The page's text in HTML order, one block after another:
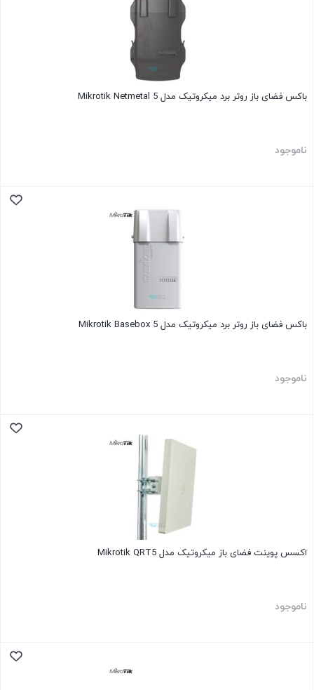
باکس فضای باز روتر برد میکروتیک مدل Mikrotik Netmetal 5
ناموجود
باکس فضای باز روتر برد میکروتیک مدل Mikrotik Basebox 5
ناموجود
اکسس پوینت فضای باز میکروتیک مدل Mikrotik QRT5
ناموجود